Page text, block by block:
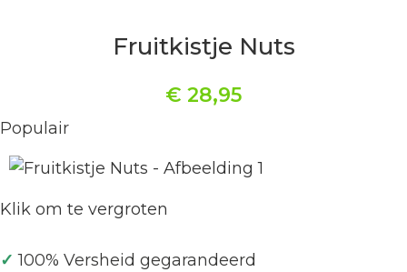
Fruitkistje Nuts
€ 28,95
Populair
Klik om te vergroten
✓ 100% Versheid gegarandeerd